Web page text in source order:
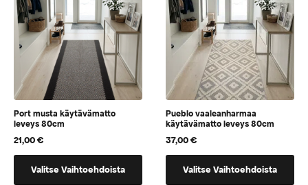
Port musta käytävämatto
leveys 80cm
21,00€
Valitse Vaihtoehdoista
tuotteella
Pueblo vaaleanharmaa
käytävämatto leveys 80cm
37,00€
Valitse Vaihtoehdoista
tuotteella